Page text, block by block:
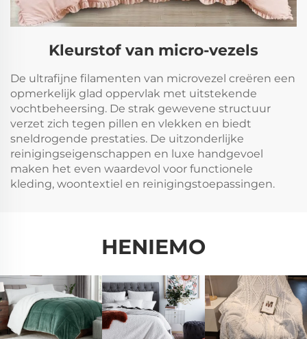
Kleurstof van micro-vezels
De ultrafijne filamenten van microvezel creëren een
opmerkelijk glad oppervlak met uitstekende
vochtbeheersing. De strak gewevene structuur
verzet zich tegen pillen en vlekken en biedt
sneldrogende prestaties. De uitzonderlijke
reinigingseigenschappen en luxe handgevoel
maken het even waardevol voor functionele
kleding, woontextiel en reinigingstoepassingen.
HENIEMO